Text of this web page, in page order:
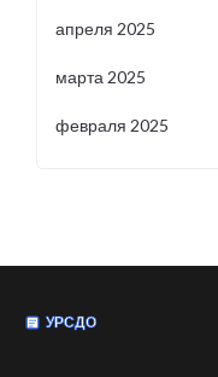
апреля 2025
марта 2025
февраля 2025